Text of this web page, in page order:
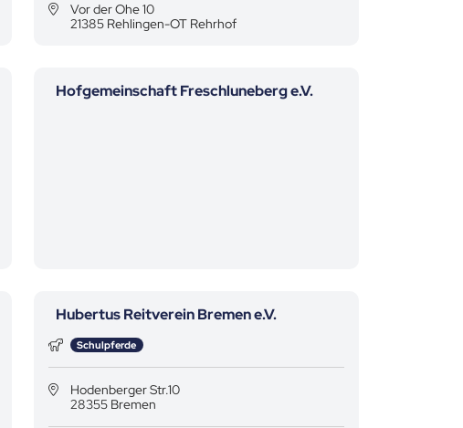
Vor der Ohe 10
21385 Rehlingen-OT Rehrhof
Hofgemeinschaft Freschluneberg e.V.
Hubertus Reitverein Bremen e.V.
Kategorie
Schulpferde
Hodenberger Str.10
28355 Bremen